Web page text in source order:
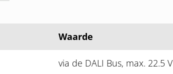
Waarde
via de DALI Bus, max. 22.5